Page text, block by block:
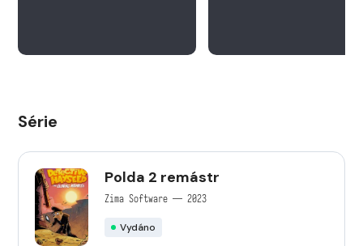
Série
Polda 2 remástr
Zima Software — 2023
Vydáno